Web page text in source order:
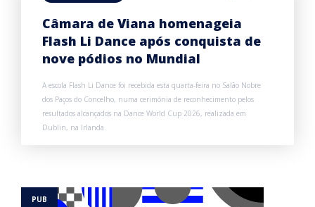
Câmara de Viana homenageia
Flash Li Dance após conquista de
nove pódios no Mundial
A escola Flash Li Dance foi recebida esta quarta-feira no Salão Nobre
dos Paços do Concelho, numa cerimónia de reconhecimento pelos
resultados alcançados na Dance World Cup 2026, realizada em
Dublin, na Irlanda.